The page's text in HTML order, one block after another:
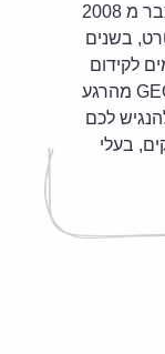
מומחה בשיווק באינטרנט. מתעסק כבר מ 2008
בשנים
לקידום
אתרים עם AI, ומפצח את תחום ה GEO מהרגע
לכם
בעלי